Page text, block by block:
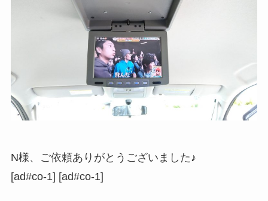
N様、ご依頼ありがとうございました♪
[ad#co-1] [ad#co-1]